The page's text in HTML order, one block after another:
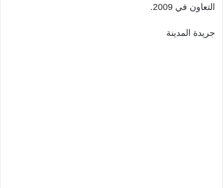
التعاون في 2009.
جريدة المدينة